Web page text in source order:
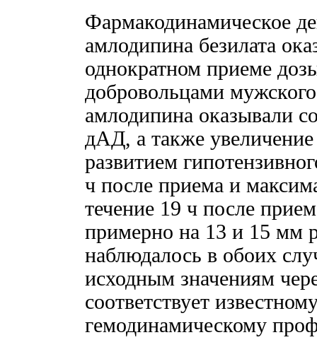
Фармакодинамическое
амлодипина безилата
однократном приеме
добровольцами
амлодипина оказывали
дАД, а также
развитием
ч после приема и
течение 19 ч после
примерно на 13 и 15 мм
наблюдалось в обоих
исходным значениям
соответствует
гемодинамическому